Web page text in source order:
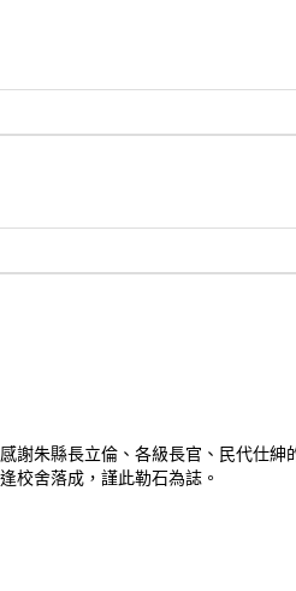
朱縣長立倫、各級長官、民代仕
校舍落成，謹此勒石為誌。